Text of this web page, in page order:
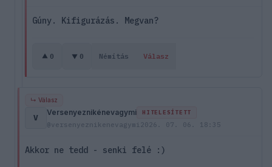
Gúny. Kifigurázás. Megvan?
0 0 Némítás Válasz
↳ Válasz
V
Versenyeznikénevagymi HITELESÍTETT
@versenyeznikenevagymi2026. 07. 06. 18:35
Akkor ne tedd - senki felé :)